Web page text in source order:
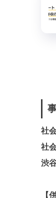
社
社
渋
【